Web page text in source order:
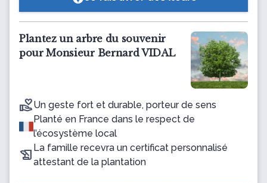
Plantez un arbre du souvenir
pour Monsieur Bernard VIDAL
Un geste fort et durable, porteur de sens
Planté en France dans le respect de
l’écosystème local
La famille recevra un certificat personnalisé
attestant de la plantation